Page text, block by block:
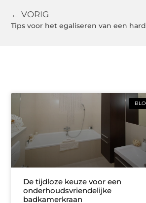
← VORIG
Tips voor het egaliseren van een
De tijdloze keuze voor een
onderhoudsvriendelijke
badkamerkraan